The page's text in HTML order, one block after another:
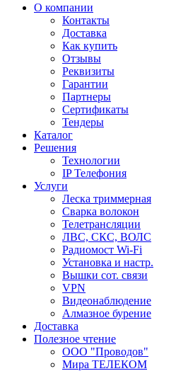
О компании
Контакты
Доставка
Как купить
Отзывы
Реквизиты
Гарантии
Партнеры
Сертификаты
Тендеры
Каталог
Решения
Технологии
IP Телефония
Услуги
Леска триммерная
Сварка волокон
Телетрансляции
ЛВС, СКС, ВОЛС
Радиомост Wi-Fi
Установка и настр.
Вышки сот. связи
VPN
Видеонаблюдение
Алмазное бурение
Доставка
Полезное чтение
ООО "Проводов"
Мира ТЕЛЕКОМ